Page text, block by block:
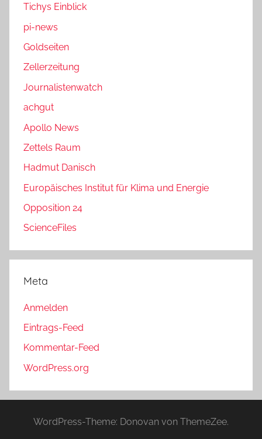
Tichys Einblick
pi-news
Goldseiten
Zellerzeitung
Journalistenwatch
achgut
Apollo News
Zettels Raum
Hadmut Danisch
Europäisches Institut für Klima und Energie
Opposition 24
ScienceFiles
Meta
Anmelden
Eintrags-Feed
Kommentar-Feed
WordPress.org
WordPress-Theme: Donovan von ThemeZee.